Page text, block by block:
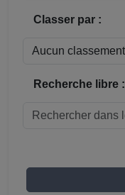
Classer par :
Recherche libre :